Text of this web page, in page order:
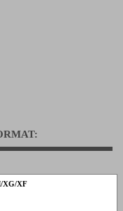
XG/XF